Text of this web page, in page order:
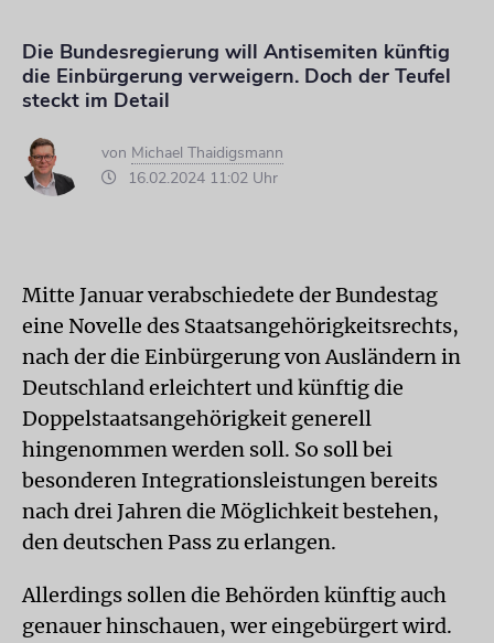
Die Bundesregierung will Antisemiten künftig
die Einbürgerung verweigern. Doch der Teufel
steckt im Detail
von Michael Thaidigsmann
16.02.2024 11:02 Uhr
Mitte Januar verabschiedete der Bundestag
eine Novelle des Staatsangehörigkeitsrechts,
nach der die Einbürgerung von Ausländern in
Deutschland erleichtert und künftig die
Doppelstaatsangehörigkeit generell
hingenommen werden soll. So soll bei
besonderen Integrationsleistungen bereits
nach drei Jahren die Möglichkeit bestehen,
den deutschen Pass zu erlangen.
Allerdings sollen die Behörden künftig auch
genauer hinschauen, wer eingebürgert wird.